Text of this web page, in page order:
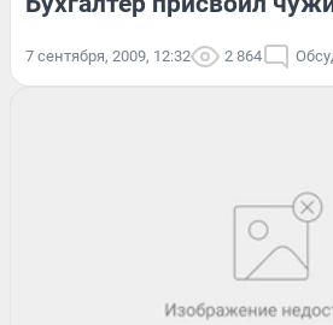
7 сентября, 2009, 12:32 2 864